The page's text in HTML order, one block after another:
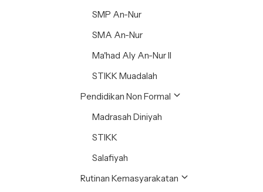
SMP An-Nur
SMA An-Nur
Ma'had Aly An-Nur II
STIKK Muadalah
Pendidikan Non Formal
Madrasah Diniyah
STIKK
Salafiyah
Rutinan Kemasyarakatan